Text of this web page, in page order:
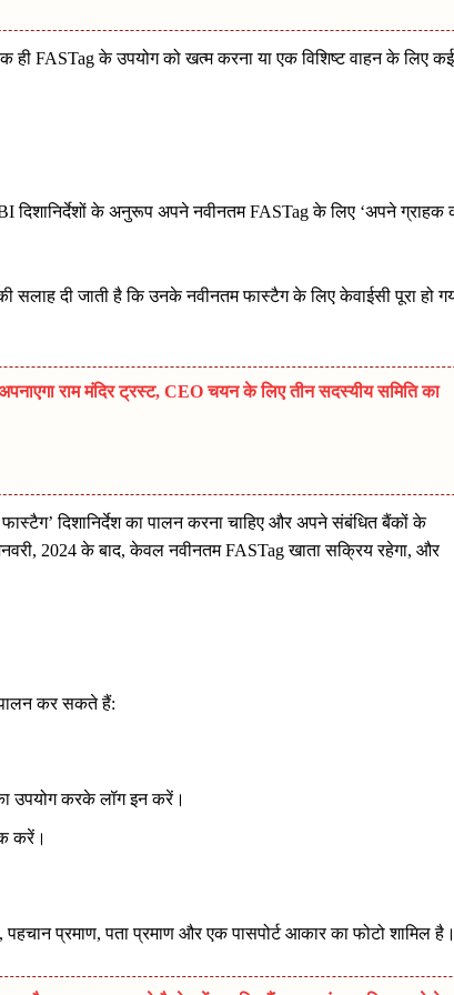
FASTag के उपयोग को खत्म करना या एक विशिष्ट वाहन के लिए कई
के अनुरूप अपने नवीनतम FASTag के लिए ‘अपने ग्राहक
दी जाती है कि उनके नवीनतम फास्टैग के लिए केवाईसी पूरा हो
राम मंदिर ट्रस्ट, CEO चयन के लिए तीन सदस्यीय समिति का
दिशानिर्देश का पालन करना चाहिए और अपने संबंधित बैंकों के
2024 के बाद, केवल नवीनतम FASTag खाता सक्रिय रहेगा, और
कर सकते हैं:
उपयोग करके लॉग इन करें।
करें।
प्रमाण, पता प्रमाण और एक पासपोर्ट आकार का फोटो शामिल है।